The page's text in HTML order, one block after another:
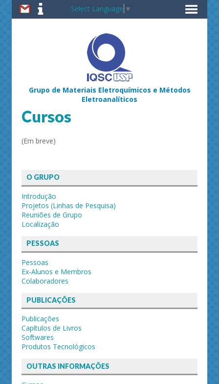
Select Language ▼
Grupo de Materiais Eletroquímicos e Métodos
Eletroanalíticos
Cursos
(Em breve)
O GRUPO
Introdução
Projetos (Linhas de Pesquisa)
Reuniões de Grupo
Localização
PESSOAS
Pessoas
Ex-Alunos e Membros
Colaboradores
PUBLICAÇÕES
Publicações
Capítulos de Livros
Softwares
Produtos Tecnológicos
OUTRAS INFORMAÇÕES